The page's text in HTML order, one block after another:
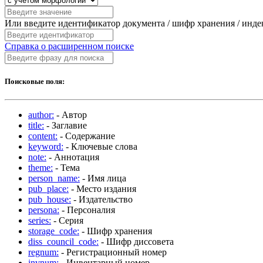
Или введите идентификатор документа / шифр хранения /
Справка о расширенном поиске
Поисковые поля:
author: - Автор
title: - Заглавие
content: - Содержание
keyword: - Ключевые слова
note: - Аннотация
theme: - Тема
person_name: - Имя лица
pub_place: - Место издания
pub_house: - Издательство
persona: - Персоналия
series: - Серия
storage_code: - Шифр хранения
diss_council_code: - Шифр диссовета
regnum: - Регистрационный номер